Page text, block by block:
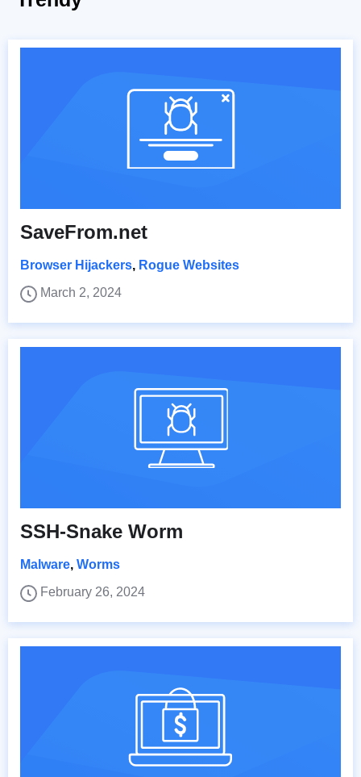
SaveFrom.net
Browser Hijackers, Rogue Websites
March 2, 2024
SSH-Snake Worm
Malware, Worms
February 26, 2024